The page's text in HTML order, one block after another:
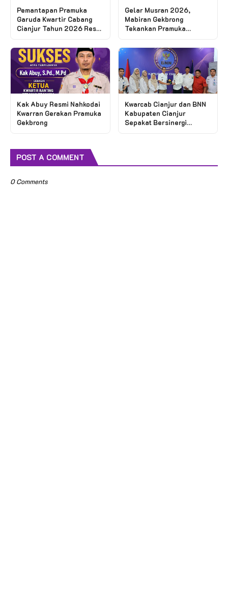
Pemantapan Pramuka
Garuda Kwartir Cabang
Cianjur Tahun 2026 Resmi
Gelar Musran 2026,
Mabiran Gekbrong
Tekankan Pramuka
Pendidikan Karakter Siswa
Kak Abuy Resmi Nahkodai
Kwarran Gerakan Pramuka
Gekbrong
Kwarcab Cianjur dan BNN
Kabupaten Cianjur
Sepakat Bersinergi
POST A COMMENT
0 Comments